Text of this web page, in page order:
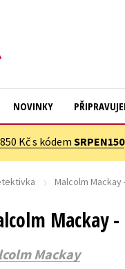
Cestování
Dárkové publikace
Digitální fotografie
Esoterika a duchovní svět
NOVINKY
Kč s kódem SRPEN150
Malcolm Mackay
Mackay
Mackay